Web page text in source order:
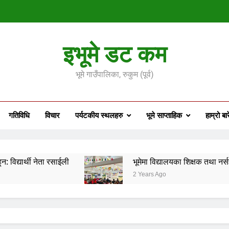
इभूमे डट कम
भूमे गाउँपालिका, रुकुम (पूर्व)
गतिविधि विचार पर्यटकीय स्थलहरु भूमे साप्ताहिक हाम्रो
नेता रसाईली भूमेमा विद्यालयका शिक्षक तथा
2 Years Ago